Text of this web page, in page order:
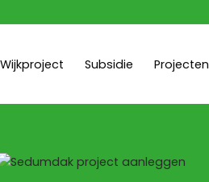
Wijkproject Subsidie Projecten